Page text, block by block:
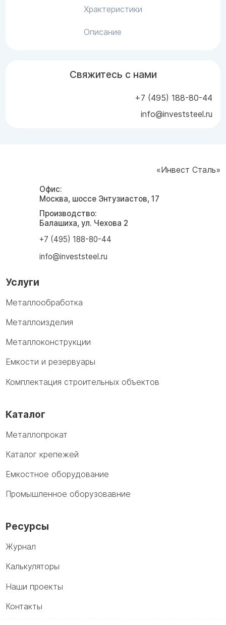
Храктеристики
Описание
Свяжитесь с нами
+7 (495) 188-80-44
info@investsteel.ru
«Инвест Сталь»
Офис:
Москва, шоссе Энтузиастов, 17
Производство:
Балашиха, ул. Чехова 2
+7 (495) 188-80-44
info@investsteel.ru
Услуги
Металлообработка
Металлоизделия
Металлоконструкции
Емкости и резервуары
Комплектация строительных объектов
Каталог
Металлопрокат
Каталог крепежей
Емкостное оборудование
Промышленное оборузовавние
Ресурсы
Журнал
Калькуляторы
Наши проекты
Контакты